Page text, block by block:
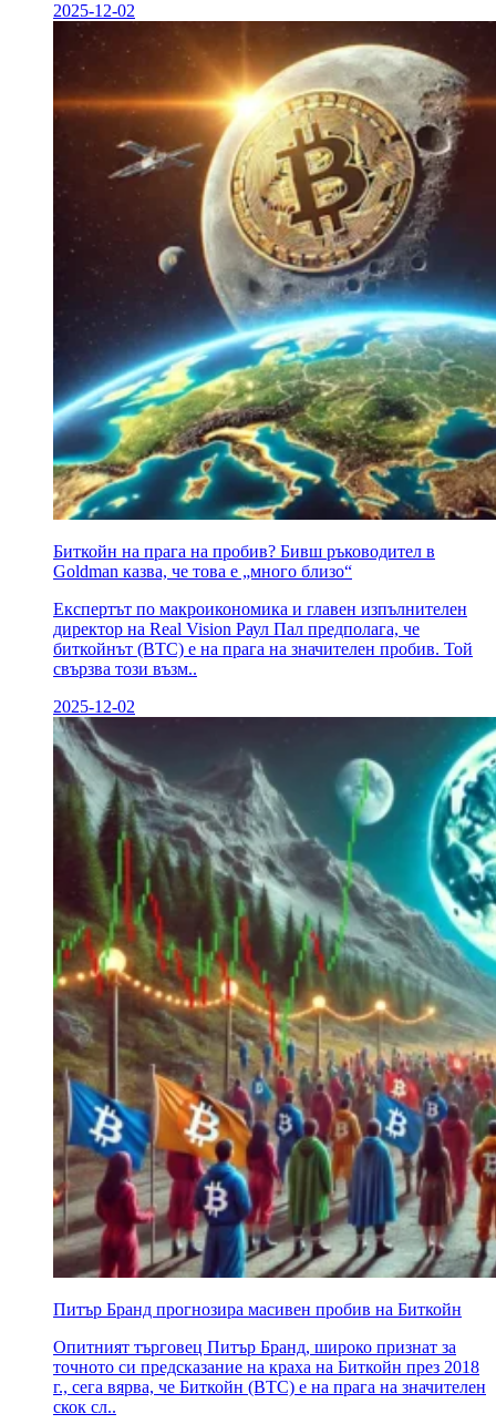
2025-12-02
Биткойн на прага на пробив? Бивш ръководител в
Goldman казва, че това е „много близо“
Експертът по макроикономика и главен изпълнителен
директор на Real Vision Раул Пал предполага, че
биткойнът (BTC) е на прага на значителен пробив. Той
свързва този възм..
2025-12-02
Питър Бранд прогнозира масивен пробив на Биткойн
Опитният търговец Питър Бранд, широко признат за
точното си предсказание на краха на Биткойн през 2018
г., сега вярва, че Биткойн (BTC) е на прага на значителен
скок сл..